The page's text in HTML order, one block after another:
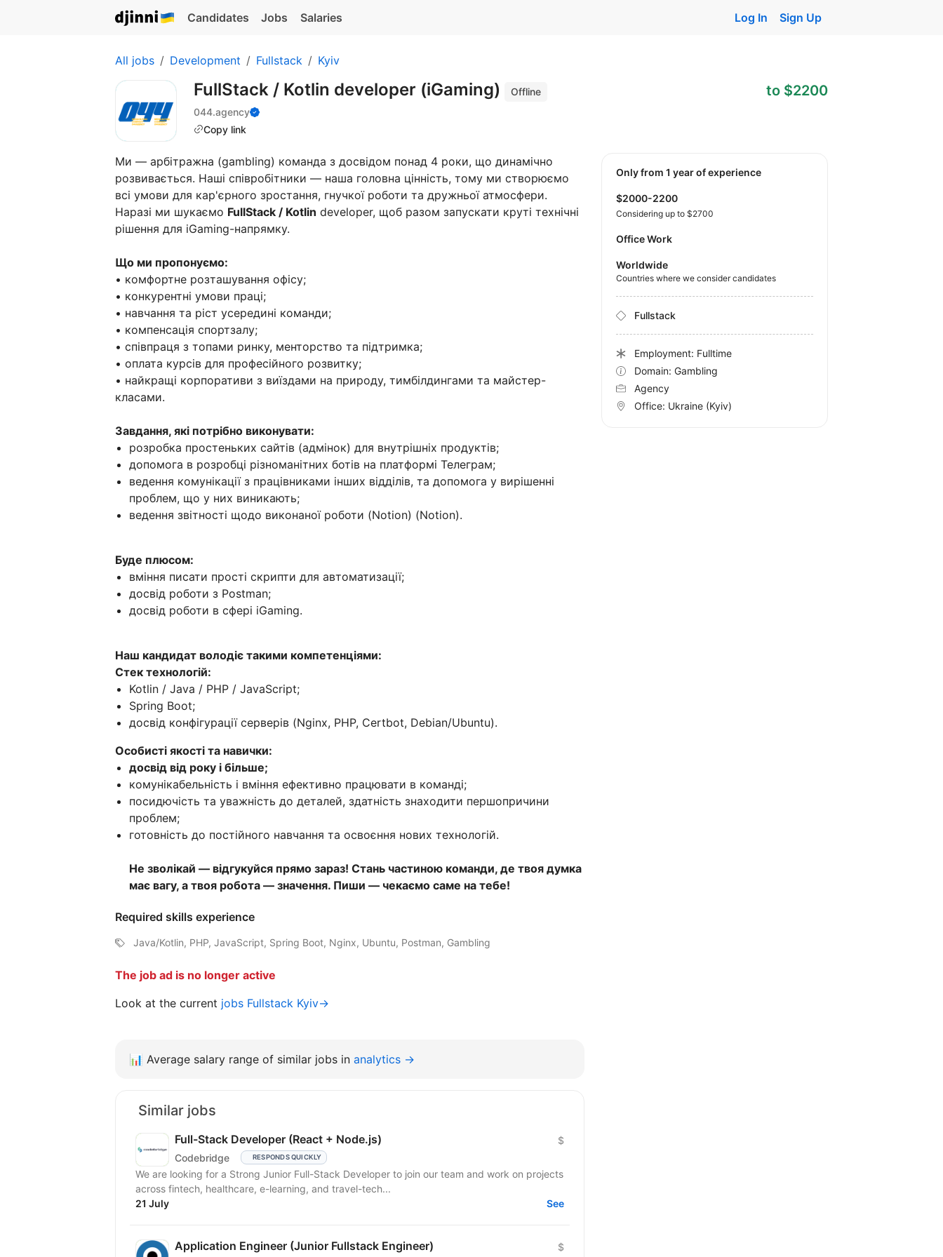
Candidates Jobs Salaries Log In Sign Up
All jobs Development Fullstack Kyiv
FullStack / Kotlin developer (iGaming)
Offline
044.agency
Copy link
to $2200
Ми — арбітражна (gambling) команда з досвідом понад 4 роки, що динамічно
розвивається. Наші співробітники — наша головна цінність, тому ми створюємо
всі умови для кар'єрного зростання, гнучкої роботи та дружньої атмосфери.
Наразі ми шукаємо FullStack / Kotlin developer, щоб разом запускати круті технічні
рішення для iGaming-напрямку.
Що ми пропонуємо:
• комфортне розташування офісу;
• конкурентні умови праці;
• навчання та ріст усередині команди;
• компенсація спортзалу;
• співпраця з топами ринку, менторство та підтримка;
• оплата курсів для професійного розвитку;
• найкращі корпоративи з виїздами на природу, тимбілдингами та майстер-
класами.
Завдання, які потрібно виконувати:
розробка простеньких сайтів (адмінок) для внутрішніх продуктів;
допомога в розробці різноманітних ботів на платформі Телеграм;
ведення комунікації з працівниками інших відділів, та допомога у вирішенні
проблем, що у них виникають;
ведення звітності щодо виконаної роботи (Notion) (Notion).
Буде плюсом:
вміння писати прості скрипти для автоматизації;
досвід роботи з Postman;
досвід роботи в сфері iGaming.
Наш кандидат володіє такими компетенціями:
Стек технологій:
Kotlin / Java / PHP / JavaScript;
Spring Boot;
досвід конфігурації серверів (Nginx, PHP, Certbot, Debian/Ubuntu).
Особисті якості та навички:
досвід від року і більше;
комунікабельність і вміння ефективно працювати в команді;
посидючість та уважність до деталей, здатність знаходити першопричини
проблем;
готовність до постійного навчання та освоєння нових технологій.
Не зволікай — відгукуйся прямо зараз! Стань частиною команди, де твоя думка
має вагу, а твоя робота — значення. Пиши — чекаємо саме на тебе!
Required skills experience
Java/Kotlin, PHP, JavaScript, Spring Boot, Nginx, Ubuntu, Postman, Gambling
The job ad is no longer active
Look at the current jobs Fullstack Kyiv→
Only from 1 year of experience
$2000-2200
Considering up to $2700
Office Work
Worldwide
Countries where we consider candidates
Fullstack
Employment: Fulltime
Domain: Gambling
Agency
Office: Ukraine (Kyiv)
📊 Average salary range of similar jobs in analytics →
Similar jobs
Full-Stack Developer (React + Node.js)
Codebridge RESPONDS QUICKLY
$
We are looking for a Strong Junior Full-Stack Developer to join our team and work on projects
across fintech, healthcare, e-learning, and travel-tech...
21 July
See
Application Engineer (Junior Fullstack Engineer) $